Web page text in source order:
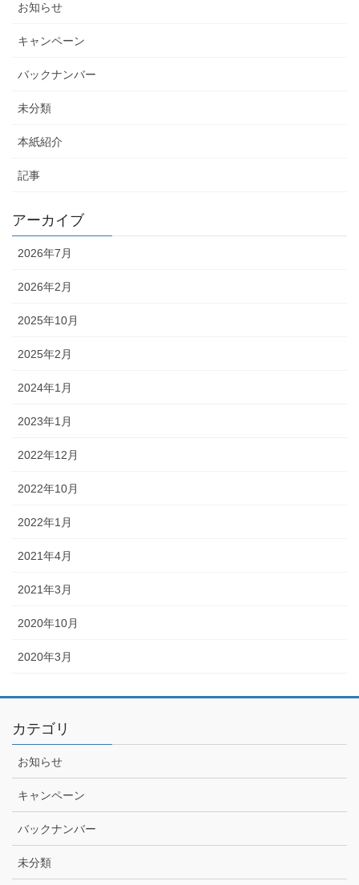
お知らせ
キャンペーン
バックナンバー
未分類
本紙紹介
記事
アーカイブ
2026年7月
2026年2月
2025年10月
2025年2月
2024年1月
2023年1月
2022年12月
2022年10月
2022年1月
2021年4月
2021年3月
2020年10月
2020年3月
カテゴリ
お知らせ
キャンペーン
バックナンバー
未分類